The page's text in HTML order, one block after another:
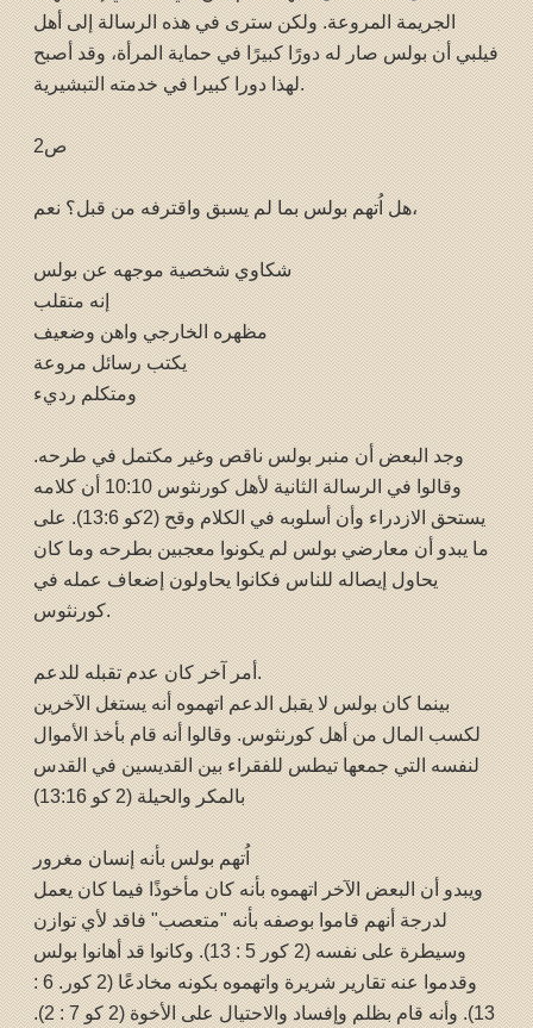
الجريمة المروعة. ولكن سترى في هذه الرسالة إلى أهل
فيلبي أن بولس صار له دورًا كبيرًا في حماية المرأة، وقد أصبح
لهذا دورا كبيرا في خدمته التبشيرية.
ص2
هل اُتهم بولس بما لم يسبق واقترفه من قبل؟ نعم،
شكاوي شخصية موجهه عن بولس
إنه متقلب
مظهره الخارجي واهن وضعيف
يكتب رسائل مروعة
ومتكلم رديء
وجد البعض أن منبر بولس ناقص وغير مكتمل في طرحه.
وقالوا في الرسالة الثانية لأهل كورنثوس 10:10 أن كلامه
يستحق الازدراء وأن أسلوبه في الكلام وقح (2كو 13:6). على
ما يبدو أن معارضي بولس لم يكونوا معجبين بطرحه وما كان
يحاول إيصاله للناس فكانوا يحاولون إضعاف عمله في
كورنثوس.
أمر آخر كان عدم تقبله للدعم.
بينما كان بولس لا يقبل الدعم اتهموه أنه يستغل الآخرين
لكسب المال من أهل كورنثوس. وقالوا أنه قام بأخذ الأموال
لنفسه التي جمعها تيطس للفقراء بين القديسين في القدس
بالمكر والحيلة (2 كو 13:16)
اُتهم بولس بأنه إنسان مغرور
ويبدو أن البعض الآخر اتهموه بأنه كان مأخوذًا فيما كان يعمل
لدرجة أنهم قاموا بوصفه بأنه "متعصب" فاقد لأي توازن
وسيطرة على نفسه (2 كور 5 : 13). وكانوا قد أهانوا بولس
وقدموا عنه تقارير شريرة واتهموه بكونه مخادعًا (2 كور. 6 :
13). وأنه قام بظلم وإفساد والاحتيال على الأخوة (2 كو 7 : 2).